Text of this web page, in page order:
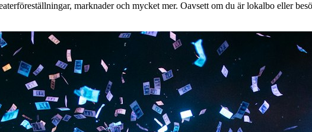
marknader och mycket mer. Oavsett om du är lokalbo eller